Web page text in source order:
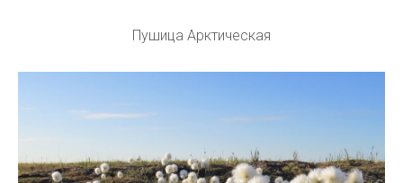
Пушица Арктическая